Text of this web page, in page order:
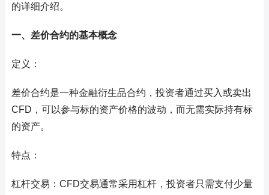
的详细介绍。
一、差价合约的基本概念
定义：
差价合约是一种金融衍生品合约，投资者通过买入或卖出
CFD，可以参与标的资产价格的波动，而无需实际持有标
的资产。
特点：
杠杆交易：CFD交易通常采用杠杆，投资者只需支付少量